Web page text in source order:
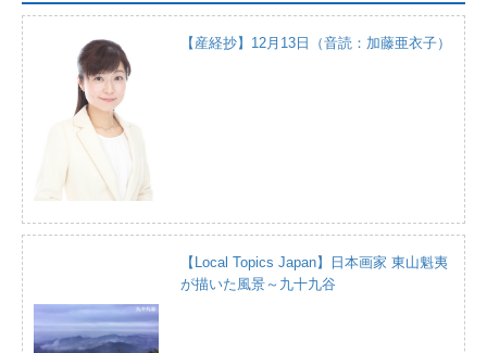
【産経抄】12月13日（音読：加藤亜衣子）
【Local Topics Japan】日本画家 東山魁夷
が描いた風景～九十九谷